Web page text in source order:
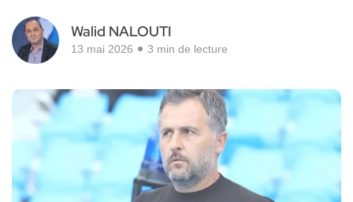
Walid NALOUTI
13 mai 2026 3 min de lecture